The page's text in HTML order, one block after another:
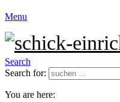
Menu
Search
Search for:
You are here: